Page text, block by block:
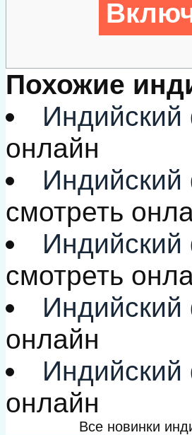
Похожие
онлайн
смотреть
смотреть
онлайн
онлайн
Все новинки